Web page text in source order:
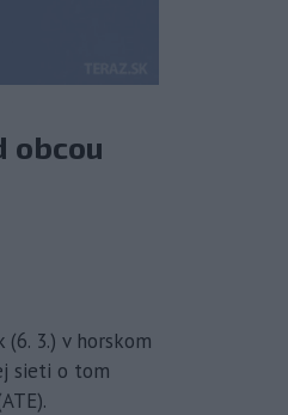
obcou
(6. 3.) v horskom
sieti o tom